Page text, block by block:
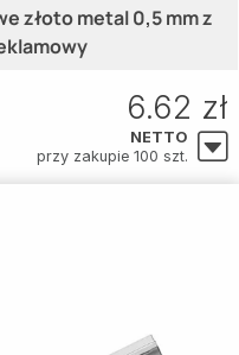
złoto metal 0,5 mm z
6.62 zł
NETTO
przy zakupie 100 szt.